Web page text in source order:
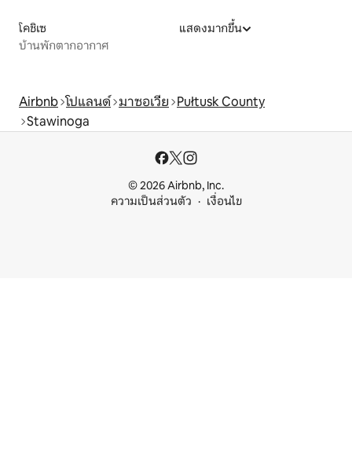
โคชิเซ
บ้านพักตากอากาศ
แสดงมากขึ้น
Airbnb โปแลนด์ มาซอเวีย Pułtusk County
Stawinoga
© 2026 Airbnb, Inc.
ความเป็นส่วนตัว
เงื่อนไข